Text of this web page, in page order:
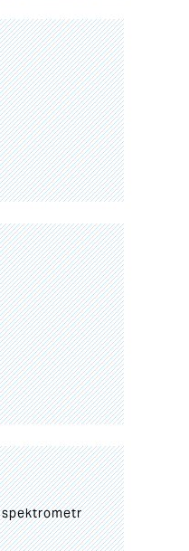
spektrometr